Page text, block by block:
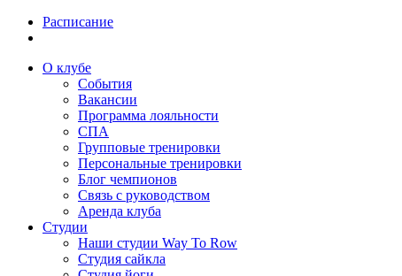
Расписание
О клубе
События
Вакансии
Программа лояльности
СПА
Групповые тренировки
Персональные тренировки
Блог чемпионов
Связь с руководством
Аренда клуба
Студии
Наши студии Way To Row
Студия сайкла